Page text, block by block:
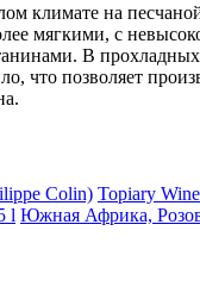
климате на
мягкими, с
В прохладных
что позволяет
Colin) Topiary
l Южная Африка,